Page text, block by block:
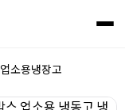
업소용냉장고